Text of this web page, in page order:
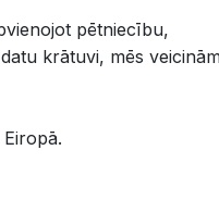
pētniecību,
krātuvi, mēs